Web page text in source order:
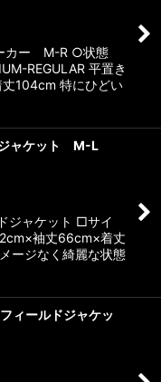
カー M-R ○状態
REGULAR 平置き
104cm 特にひどい
ャケット M-L
ジャケット □サイ
袖丈66cm×着丈
ジなく綺麗な状態
ィールドジャケッ